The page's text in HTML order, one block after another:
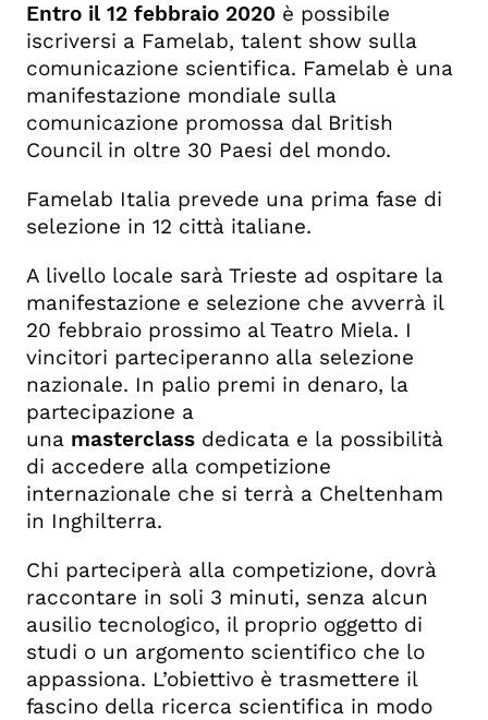
Entro il 12 febbraio 2020 è possibile
iscriversi a Famelab, talent show sulla
comunicazione scientifica. Famelab è una
manifestazione mondiale sulla
comunicazione promossa dal British
Council in oltre 30 Paesi del mondo.
Famelab Italia prevede una prima fase di
selezione in 12 città italiane.
A livello locale sarà Trieste ad ospitare la
manifestazione e selezione che avverrà il
20 febbraio prossimo al Teatro Miela. I
vincitori parteciperanno alla selezione
nazionale. In palio premi in denaro, la
partecipazione a
una masterclass dedicata e la possibilità
di accedere alla competizione
internazionale che si terrà a Cheltenham
in Inghilterra.
Chi parteciperà alla competizione, dovrà
raccontare in soli 3 minuti, senza alcun
ausilio tecnologico, il proprio oggetto di
studi o un argomento scientifico che lo
appassiona. L’obiettivo è trasmettere il
fascino della ricerca scientifica in modo